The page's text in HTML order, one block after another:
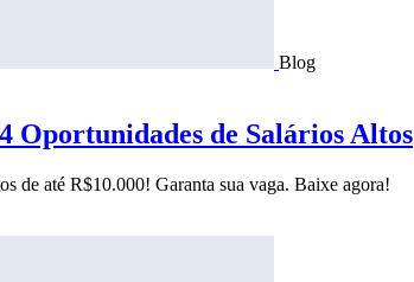
Blog
Oportunidades de Salários Altos
de até R$10.000! Garanta sua vaga. Baixe agora!